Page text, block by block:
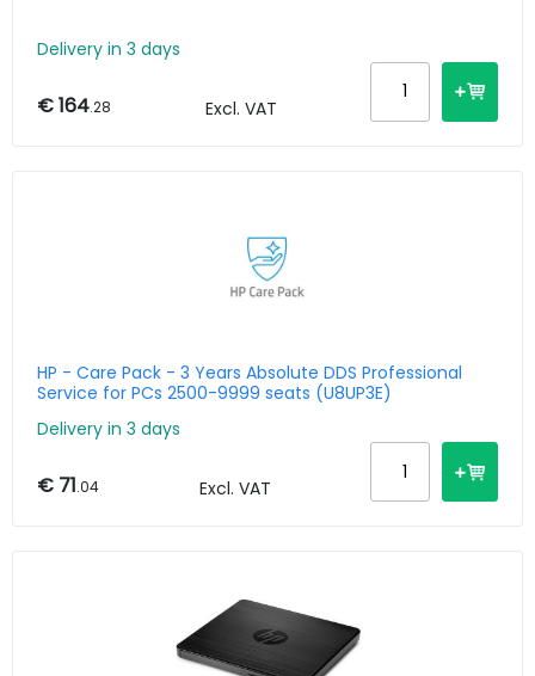
Delivery in 3 days
€ 164.28 Excl. VAT
HP - Care Pack - 3 Years Absolute DDS Professional
Service for PCs 2500-9999 seats (U8UP3E)
Delivery in 3 days
€ 71.04 Excl. VAT